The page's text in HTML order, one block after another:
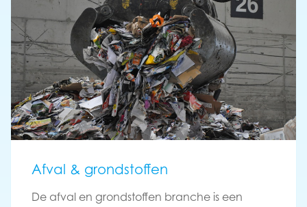
Afval & grondstoffen
De afval en grondstoffen branche is een